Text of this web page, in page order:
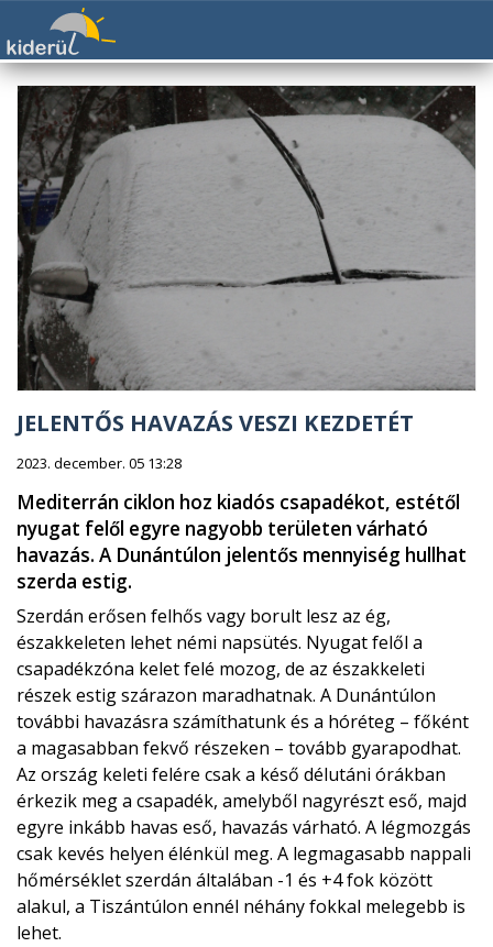
JELENTŐS HAVAZÁS VESZI KEZDETÉT
2023. december. 05 13:28
Mediterrán ciklon hoz kiadós csapadékot, estétől
nyugat felől egyre nagyobb területen várható
havazás. A Dunántúlon jelentős mennyiség hullhat
szerda estig.
Szerdán erősen felhős vagy borult lesz az ég,
északkeleten lehet némi napsütés. Nyugat felől a
csapadékzóna kelet felé mozog, de az északkeleti
részek estig szárazon maradhatnak. A Dunántúlon
további havazásra számíthatunk és a hóréteg – főként
a magasabban fekvő részeken – tovább gyarapodhat.
Az ország keleti felére csak a késő délutáni órákban
érkezik meg a csapadék, amelyből nagyrészt eső, majd
egyre inkább havas eső, havazás várható. A légmozgás
csak kevés helyen élénkül meg. A legmagasabb nappali
hőmérséklet szerdán általában -1 és +4 fok között
alakul, a Tiszántúlon ennél néhány fokkal melegebb is
lehet.